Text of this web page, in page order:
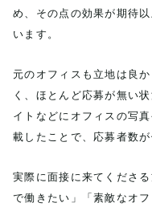
め、その点の効果が期待
います。
元のオフィスも立地は良
く、ほとんど応募が無い
イトなどにオフィスの写
載したことで、応募者数
実際に面接に来てくださ
で働きたい」「素敵なオ